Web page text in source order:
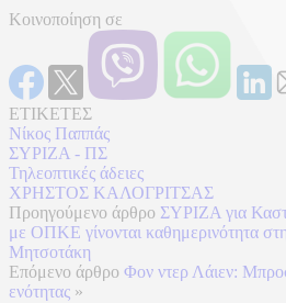
Κοινοποίηση σε
ΕΤΙΚΕΤΕΣ
Νίκος Παππάς
ΣΥΡΙΖΑ - ΠΣ
Τηλεοπτικές άδειες
ΧΡΗΣΤΟΣ ΚΑΛΟΓΡΙΤΣΑΣ
Προηγούμενο άρθρο ΣΥΡΙΖΑ για
με ΟΠΚΕ γίνονται καθημερινότητα
Μητσοτάκη
Επόμενο άρθρο Φον ντερ Λάιεν:
ενότητας »